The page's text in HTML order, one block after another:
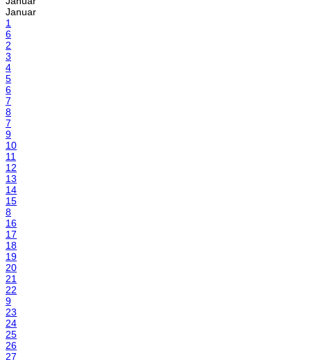
Januar
1
6
2
3
4
5
6
7
8
7
9
10
11
12
13
14
15
8
16
17
18
19
20
21
22
9
23
24
25
26
27